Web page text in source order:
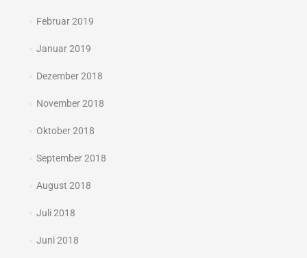
Februar 2019
Januar 2019
Dezember 2018
November 2018
Oktober 2018
September 2018
August 2018
Juli 2018
Juni 2018